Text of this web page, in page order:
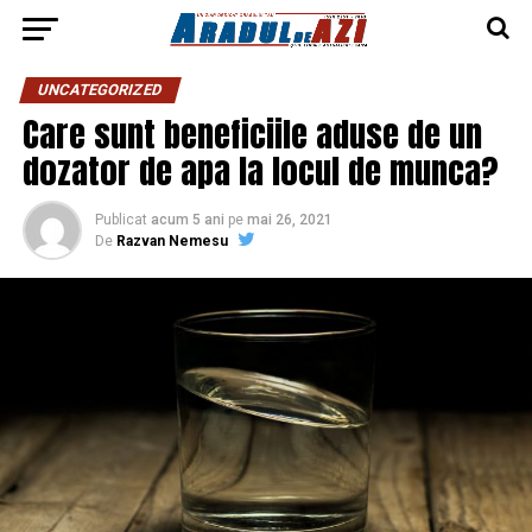
UNCATEGORIZED
Care sunt beneficiile aduse de un
dozator de apa la locul de munca?
Publicat acum 5 ani pe mai 26, 2021
De Razvan Nemesu